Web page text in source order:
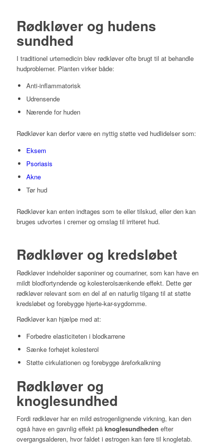
Rødkløver og hudens
sundhed
I traditionel urtemedicin blev rødkløver ofte brugt til at behandle
hudproblemer. Planten virker både:
Anti-inflammatorisk
Udrensende
Nærende for huden
Rødkløver kan derfor være en nyttig støtte ved hudlidelser som:
Eksem
Psoriasis
Akne
Tør hud
Rødkløver kan enten indtages som te eller tilskud, eller den kan
bruges udvortes i cremer og omslag til irriteret hud.
Rødkløver og kredsløbet
Rødkløver indeholder saponiner og coumariner, som kan have en
mildt blodfortyndende og kolesterolsænkende effekt. Dette gør
rødkløver relevant som en del af en naturlig tilgang til at støtte
kredsløbet og forebygge hjerte-kar-sygdomme.
Rødkløver kan hjælpe med at:
Forbedre elasticiteten i blodkarrene
Sænke forhøjet kolesterol
Støtte cirkulationen og forebygge åreforkalkning
Rødkløver og
knoglesundhed
Fordi rødkløver har en mild østrogenlignende virkning, kan den
også have en gavnlig effekt på knoglesundheden efter
overgangsalderen, hvor faldet i østrogen kan føre til knogletab.